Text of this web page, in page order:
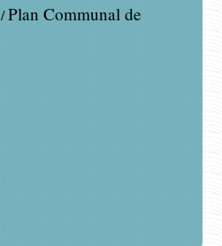
/Plan Communal de